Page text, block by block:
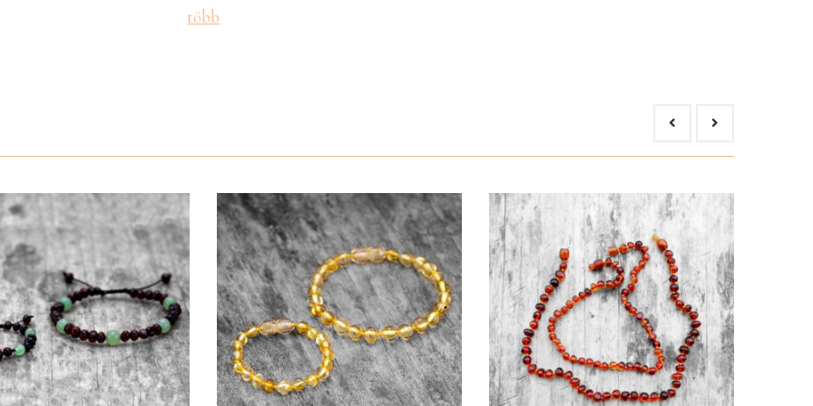
fájdalmak, ízületi gyulladások. A borostyánból készült ékszerek egyszerű viselése által a szervezet könnyebben
hőmérsékletét és minimális mennyiségű olajat enged ki, mely szukcinilsav tartalmú és felszívódik a bőrben,
20 éves tapasztalattal rendelkezik a gyerekeknek és felnőtteknek szánt borostyán ékszerek tervezése és
kézzel készül, bizonyos paraméterek alapján, melyek az Ön gyereke életkorának felelnek meg vagy a
kezdőbetűkkel, névvel, féldrágakövekkel, zsinórszínnel vagy bármilyen kő és szín kombinációval, melyek
számára?
számára lettek tervezve és készítve, betartván az európai biztonsági előírásokat így: minden gyöngy külön
a gyöngyök nem szóródnak széjjel. A gyerekek számára készült borostyán ékszerek záró rendszere
több